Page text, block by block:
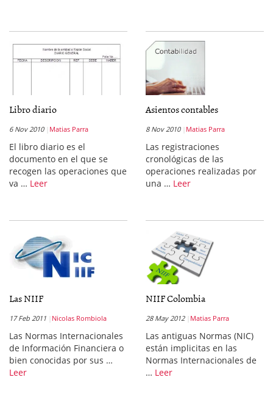
Libro diario
6 Nov 2010 Matias Parra
El libro diario es el
documento en el que se
recogen las operaciones que
va … Leer
Asientos contables
8 Nov 2010 Matias Parra
Las registraciones
cronológicas de las
operaciones realizadas por
una … Leer
Las NIIF
17 Feb 2011 Nicolas Rombiola
Las Normas Internacionales
de Información Financiera o
bien conocidas por sus …
Leer
NIIF Colombia
28 May 2012 Matias Parra
Las antiguas Normas (NIC)
están implicitas en las
Normas Internacionales de
… Leer